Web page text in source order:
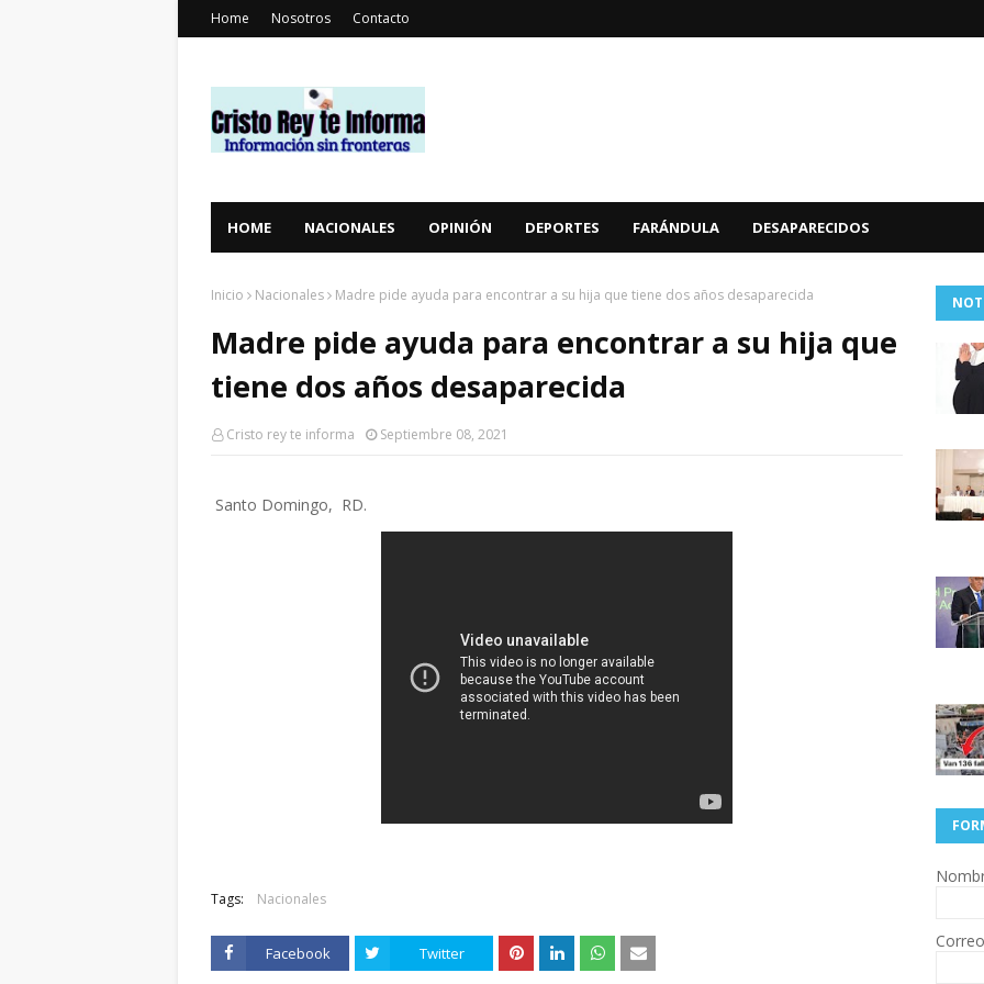
Home Nosotros Contacto
HOME NACIONALES OPINIÓN DEPORTES FARÁNDULA DESAPARECIDOS
Inicio Nacionales Madre pide ayuda para encontrar a su hija que tiene dos años desaparecida
Madre pide ayuda para encontrar a su hija que
tiene dos años desaparecida
Cristo rey te informa Septiembre 08, 2021
Santo Domingo, RD.
Tags: Nacionales
Facebook Twitter